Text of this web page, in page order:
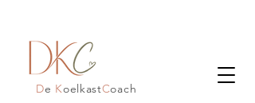
De KoelkastCoach